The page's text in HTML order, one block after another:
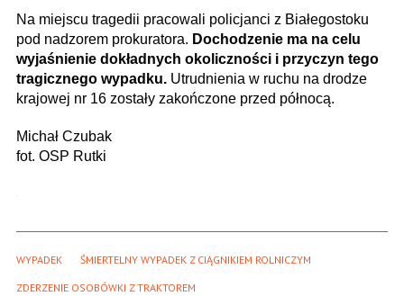
Na miejscu tragedii pracowali policjanci z Białegostoku
pod nadzorem prokuratora. Dochodzenie ma na celu
wyjaśnienie dokładnych okoliczności i przyczyn tego
tragicznego wypadku. Utrudnienia w ruchu na drodze
krajowej nr 16 zostały zakończone przed północą.
Michał Czubak
fot. OSP Rutki
WYPADEK ŚMIERTELNY WYPADEK Z CIĄGNIKIEM ROLNICZYM
ZDERZENIE OSOBÓWKI Z TRAKTOREM